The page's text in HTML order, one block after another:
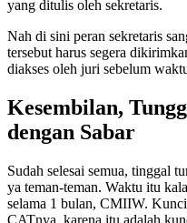
yang ditulis oleh sekretaris.
Nah di sini peran sekretaris
tersebut harus segera
diakses oleh juri sebelum
Kesembilan,
dengan Sabar
Sudah selesai semua, tinggal
ya teman-teman. Waktu itu
selama 1 bulan, CMIIW.